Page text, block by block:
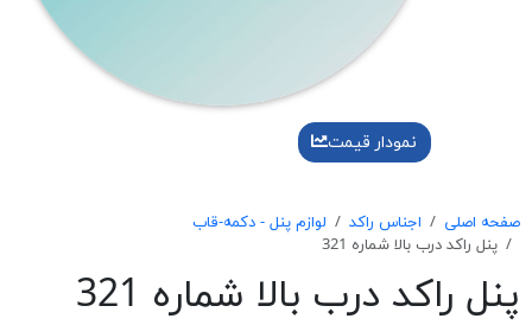
نمودار قیمت
صفحه اصلی اجناس راکد
لوازم پنل - دکمه-قاب
پنل راكد درب بالا شماره 321
پنل راكد درب بالا شماره 321